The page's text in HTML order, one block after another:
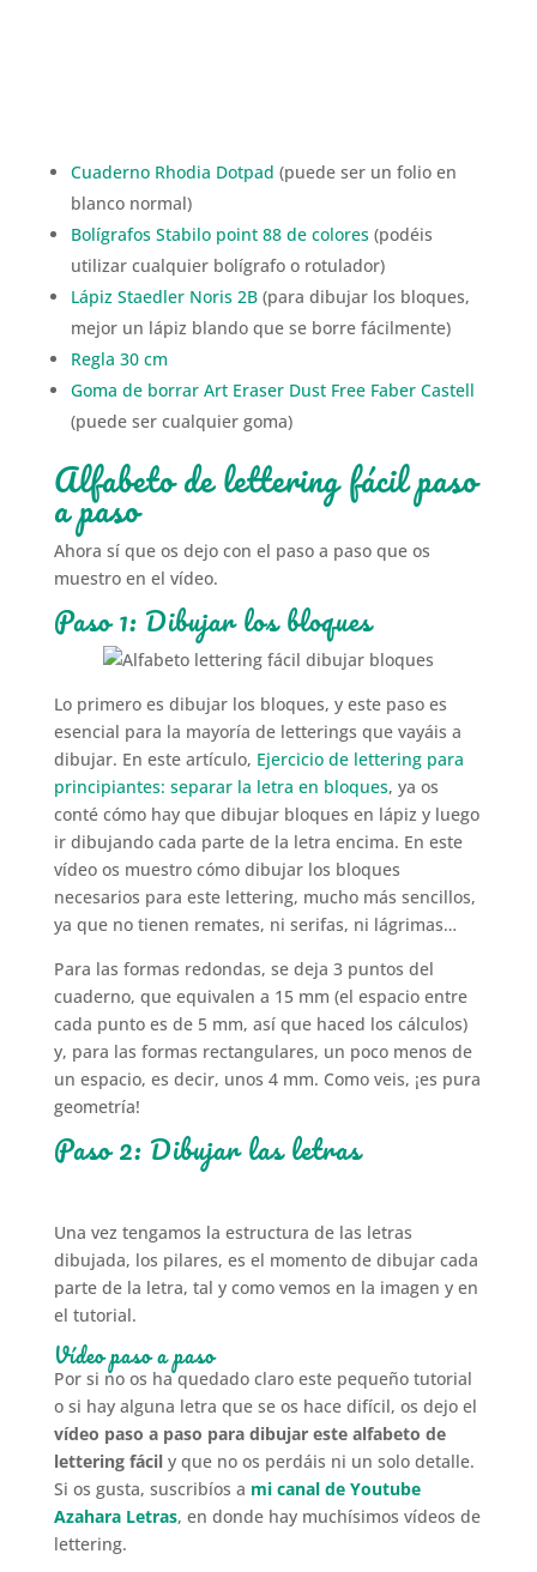
Cuaderno Rhodia Dotpad (puede ser un folio en
blanco normal)
Bolígrafos Stabilo point 88 de colores(podéis
utilizar cualquier bolígrafo o rotulador)
Lápiz Staedler Noris 2B(para dibujar los bloques,
mejor un lápiz blando que se borre fácilmente)
Regla 30 cm
Goma de borrar Art Eraser Dust Free Faber Castell
(puede ser cualquier goma)
Alfabeto de lettering fácil paso
a paso
Ahora sí que os dejo con el paso a paso que os
muestro en el vídeo.
Paso 1: Dibujar los bloques
Lo primero es dibujar los bloques, y este paso es
esencial para la mayoría de letterings que vayáis a
dibujar. En este artículo, Ejercicio de lettering para
principiantes: separar la letra en bloques, ya os
conté cómo hay que dibujar bloques en lápiz y luego
ir dibujando cada parte de la letra encima. En este
vídeo os muestro cómo dibujar los bloques
necesarios para este lettering, mucho más sencillos,
ya que no tienen remates, ni serifas, ni lágrimas…
Para las formas redondas, se deja 3 puntos del
cuaderno, que equivalen a 15 mm (el espacio entre
cada punto es de 5 mm, así que haced los cálculos)
y, para las formas rectangulares, un poco menos de
un espacio, es decir, unos 4 mm. Como veis, ¡es pura
geometría!
Paso 2: Dibujar las letras
Una vez tengamos la estructura de las letras
dibujada, los pilares, es el momento de dibujar cada
parte de la letra, tal y como vemos en la imagen y en
el tutorial.
Vídeo paso a paso
Por si no os ha quedado claro este pequeño tutorial
o si hay alguna letra que se os hace difícil, os dejo el
vídeo paso a paso para dibujar este alfabeto de
lettering fácily que no os perdáis ni un solo detalle.
Si os gusta, suscribíos a mi canal de Youtube
Azahara Letras, en donde hay muchísimos vídeos de
lettering.